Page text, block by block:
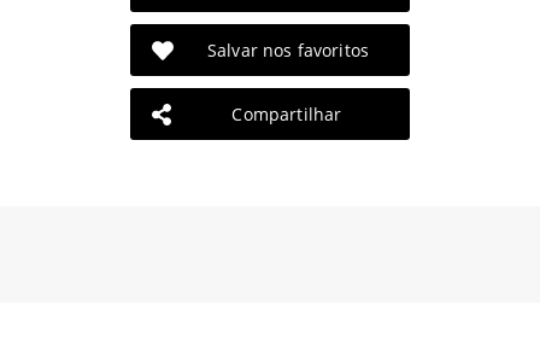
Salvar nos favoritos
Compartilhar